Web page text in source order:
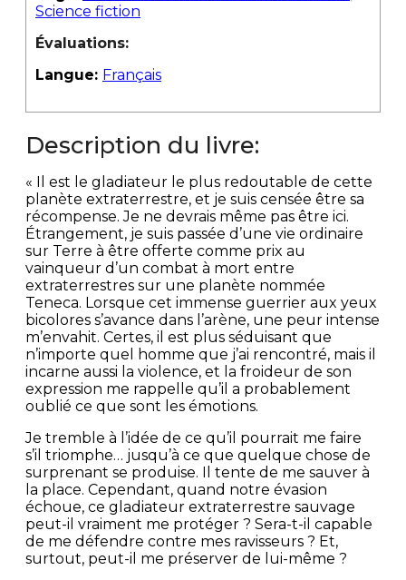
Science fiction
Évaluations:
Langue: Français
Description du livre:
« Il est le gladiateur le plus redoutable de cette
planète extraterrestre, et je suis censée être sa
récompense. Je ne devrais même pas être ici.
Étrangement, je suis passée d’une vie ordinaire
sur Terre à être offerte comme prix au
vainqueur d’un combat à mort entre
extraterrestres sur une planète nommée
Teneca. Lorsque cet immense guerrier aux yeux
bicolores s’avance dans l’arène, une peur intense
m’envahit. Certes, il est plus séduisant que
n’importe quel homme que j’ai rencontré, mais il
incarne aussi la violence, et la froideur de son
expression me rappelle qu’il a probablement
oublié ce que sont les émotions.
Je tremble à l’idée de ce qu’il pourrait me faire
s’il triomphe… jusqu’à ce que quelque chose de
surprenant se produise. Il tente de me sauver à
la place. Cependant, quand notre évasion
échoue, ce gladiateur extraterrestre sauvage
peut-il vraiment me protéger ? Sera-t-il capable
de me défendre contre mes ravisseurs ? Et,
surtout, peut-il me préserver de lui-même ?